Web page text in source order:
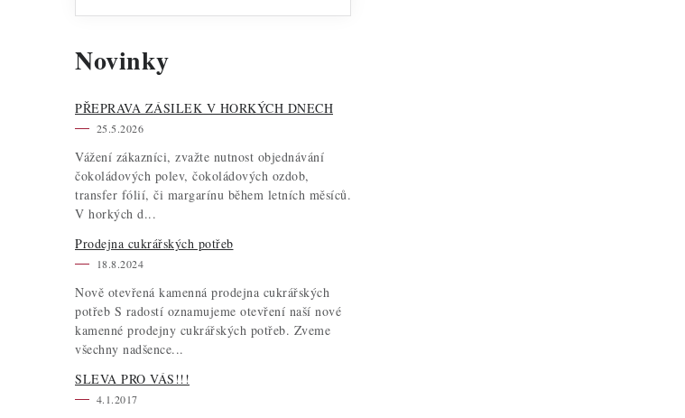
Novinky
PŘEPRAVA ZÁSILEK V HORKÝCH DNECH
25.5.2026
Vážení zákazníci, zvažte nutnost objednávání
čokoládových polev, čokoládových ozdob,
transfer fólií, či margarínu během letních měsíců.
V horkých d...
Prodejna cukrářských potřeb
18.8.2024
Nově otevřená kamenná prodejna cukrářských
potřeb S radostí oznamujeme otevření naší nové
kamenné prodejny cukrářských potřeb. Zveme
všechny nadšence...
SLEVA PRO VÁS!!!
4.1.2017